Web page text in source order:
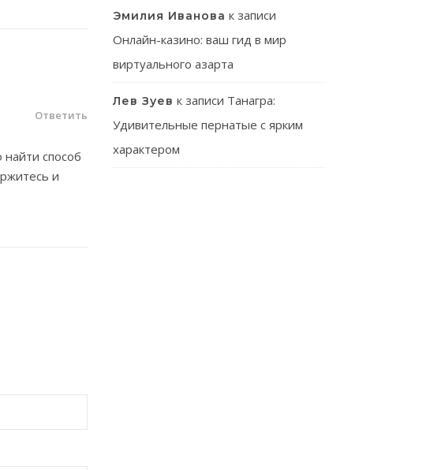
Ответить
способ
и
Эмилия Иванова к записи
Онлайн-казино: ваш гид в мир
виртуального азарта
Лев Зуев к записи Танагра:
Удивительные пернатые с ярким
характером